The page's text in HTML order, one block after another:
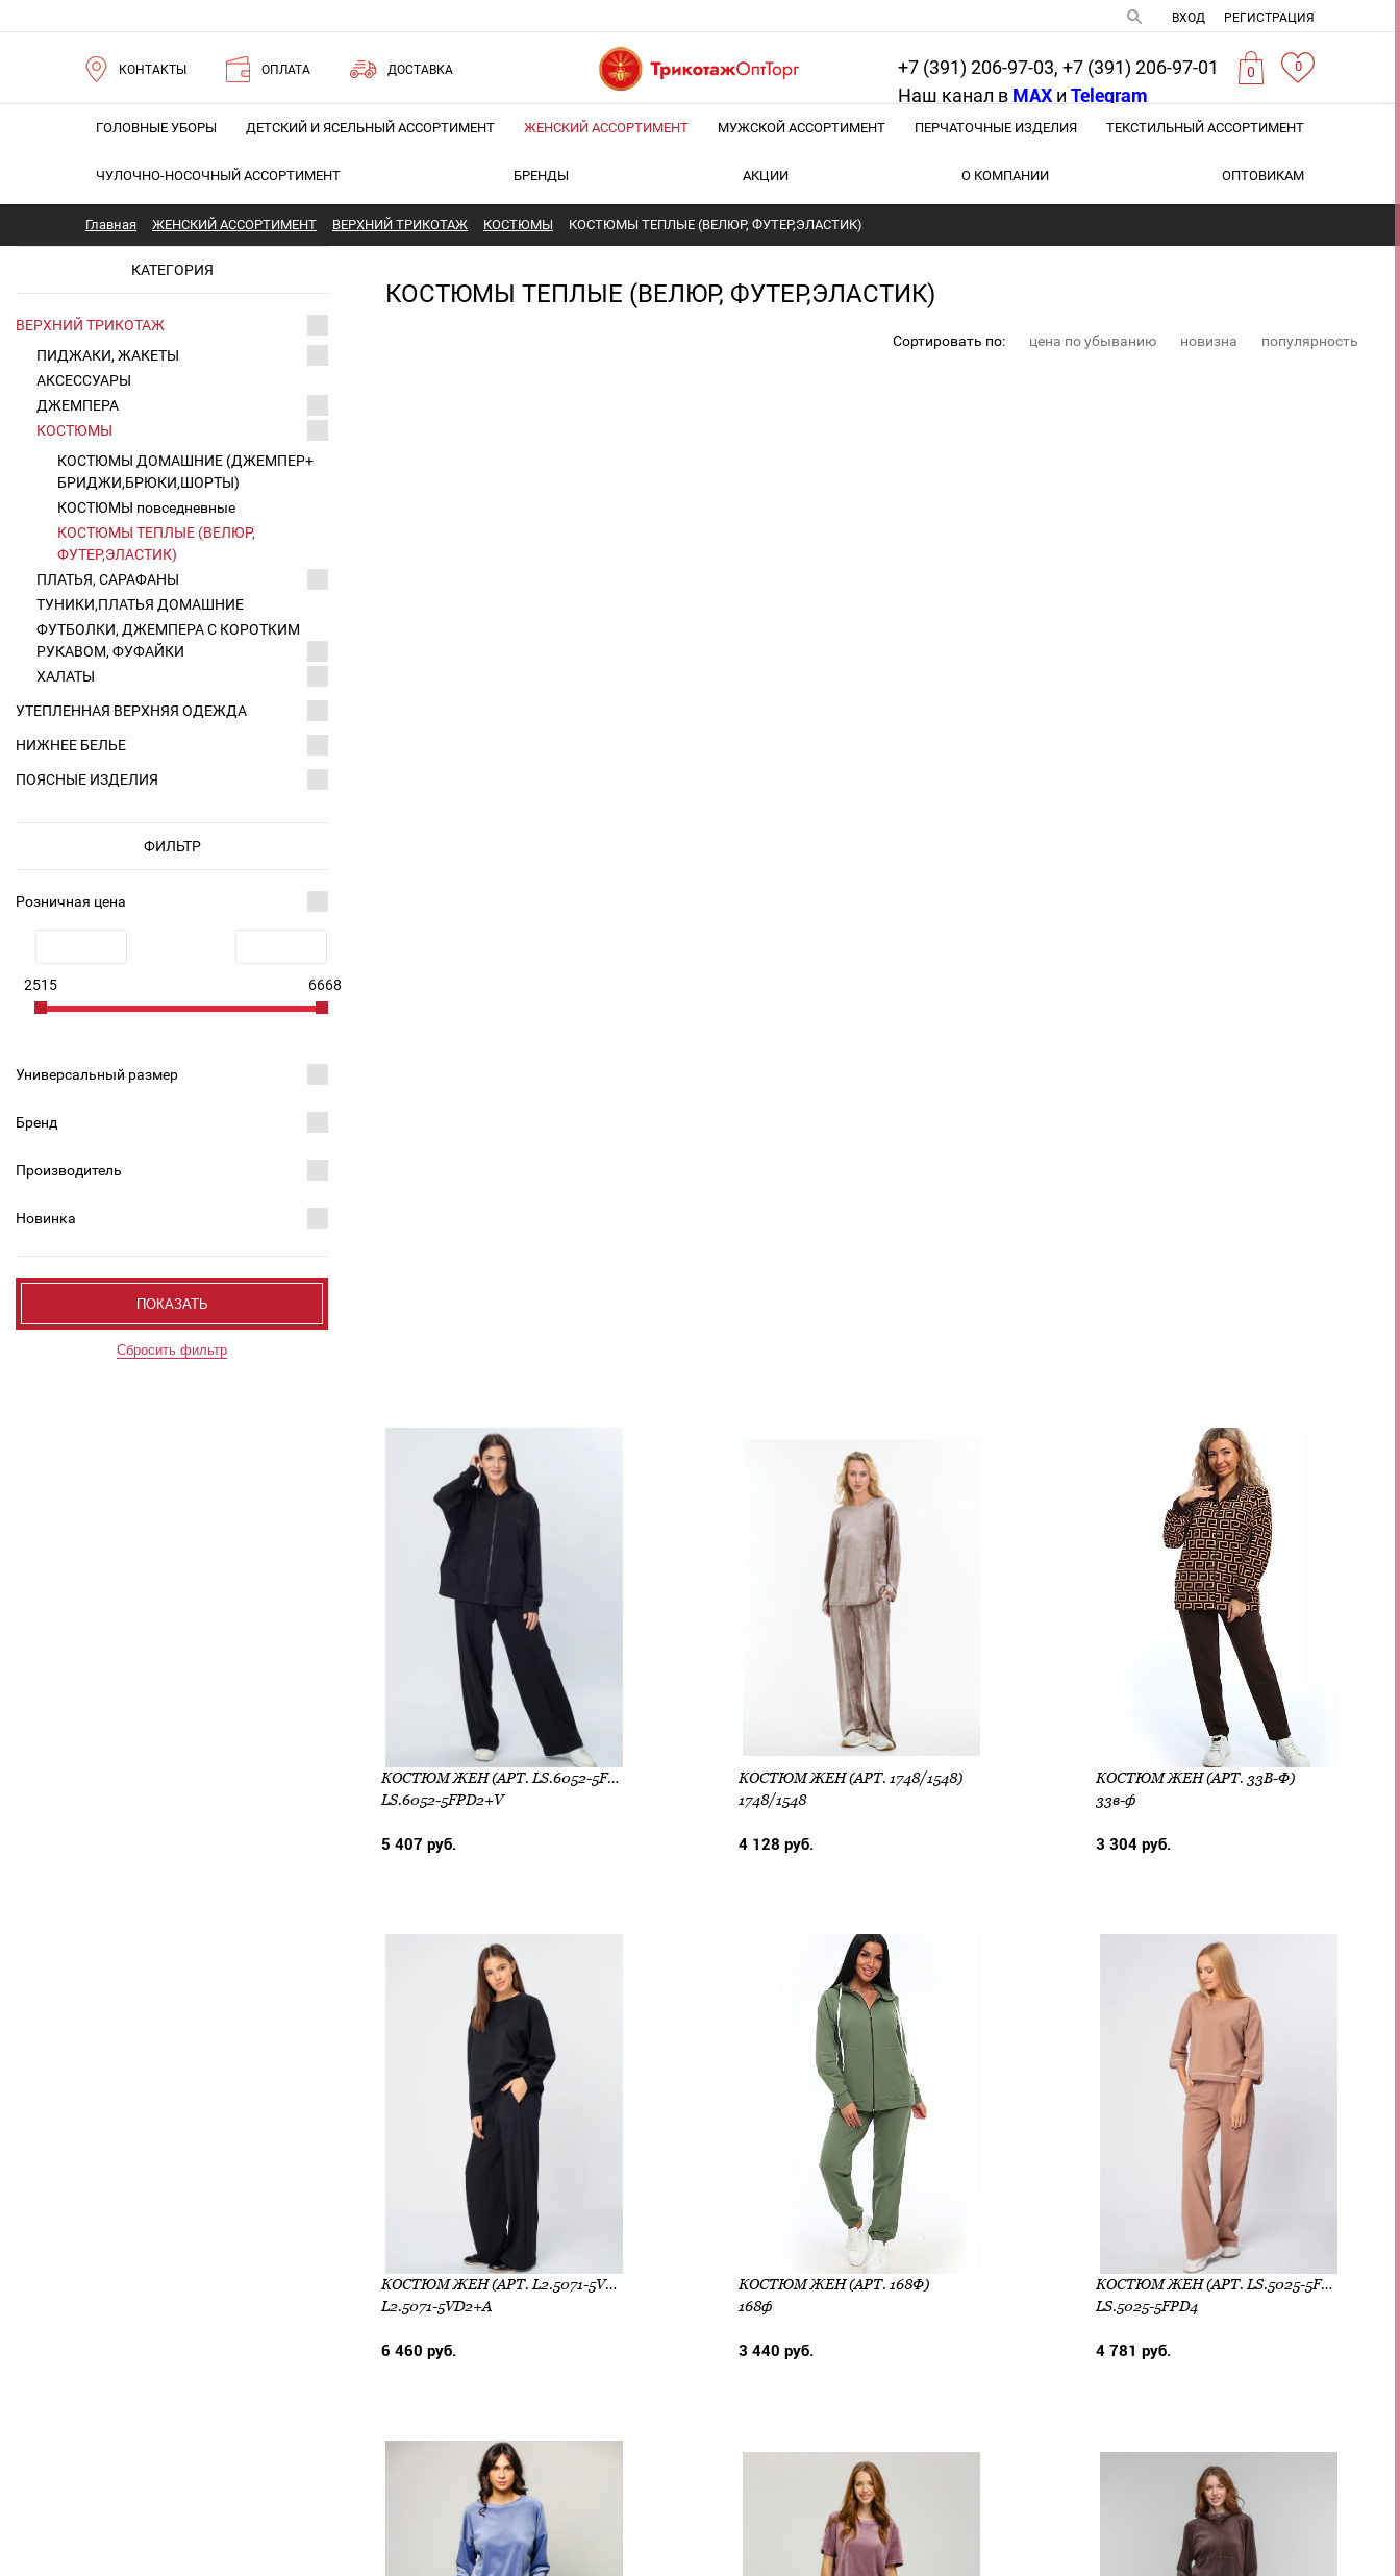
ВХОД РЕГИСТРАЦИЯ
КОНТАКТЫ ОПЛАТА ДОСТАВКА 0 0
+7 (391) 206-97-03, +7 (391) 206-97-01
Наш канал в MAX и Telegram
ГОЛОВНЫЕ УБОРЫ ДЕТСКИЙ И ЯСЕЛЬНЫЙ АССОРТИМЕНТ ЖЕНСКИЙ АССОРТИМЕНТ МУЖСКОЙ АССОРТИМЕНТ ПЕРЧАТОЧНЫЕ ИЗДЕЛИЯ ТЕКСТИЛЬНЫЙ АССОРТИМЕНТ
ЧУЛОЧНО-НОСОЧНЫЙ АССОРТИМЕНТ БРЕНДЫ АКЦИИ О КОМПАНИИ ОПТОВИКАМ
Главная ЖЕНСКИЙ АССОРТИМЕНТ ВЕРХНИЙ ТРИКОТАЖ КОСТЮМЫ КОСТЮМЫ ТЕПЛЫЕ (ВЕЛЮР, ФУТЕР,ЭЛАСТИК)
КАТЕГОРИЯ
ВЕРХНИЙ ТРИКОТАЖ
ПИДЖАКИ, ЖАКЕТЫ
АКСЕССУАРЫ
ДЖЕМПЕРА
КОСТЮМЫ
КОСТЮМЫ ДОМАШНИЕ (ДЖЕМПЕР+
БРИДЖИ,БРЮКИ,ШОРТЫ)
КОСТЮМЫ повседневные
КОСТЮМЫ ТЕПЛЫЕ (ВЕЛЮР,
ФУТЕР,ЭЛАСТИК)
ПЛАТЬЯ, САРАФАНЫ
ТУНИКИ,ПЛАТЬЯ ДОМАШНИЕ
ФУТБОЛКИ, ДЖЕМПЕРА С КОРОТКИМ
РУКАВОМ, ФУФАЙКИ
ХАЛАТЫ
УТЕПЛЕННАЯ ВЕРХНЯЯ ОДЕЖДА
НИЖНЕЕ БЕЛЬЕ
ПОЯСНЫЕ ИЗДЕЛИЯ
ФИЛЬТР
Розничная цена
2515 6668
Универсальный размер
Бренд
Производитель
Новинка
ПОКАЗАТЬ
КОСТЮМЫ ТЕПЛЫЕ (ВЕЛЮР, ФУТЕР,ЭЛАСТИК)
Сортировать по: цена по убыванию новизна популярность
КОСТЮМ ЖЕН (АРТ. LS.6052-5FPD2+V)
LS.6052-5FPD2+V
5 407 руб.
КОСТЮМ ЖЕН (АРТ. 1748/1548)
1748/1548
4 128 руб.
КОСТЮМ ЖЕН (АРТ. 33В-Ф)
33в-ф
3 304 руб.
КОСТЮМ ЖЕН (АРТ. L2.5071-5VD2+A)
L2.5071-5VD2+A
6 460 руб.
КОСТЮМ ЖЕН (АРТ. 168Ф)
168ф
3 440 руб.
КОСТЮМ ЖЕН (АРТ. LS.5025-5FPD4)
LS.5025-5FPD4
4 781 руб.